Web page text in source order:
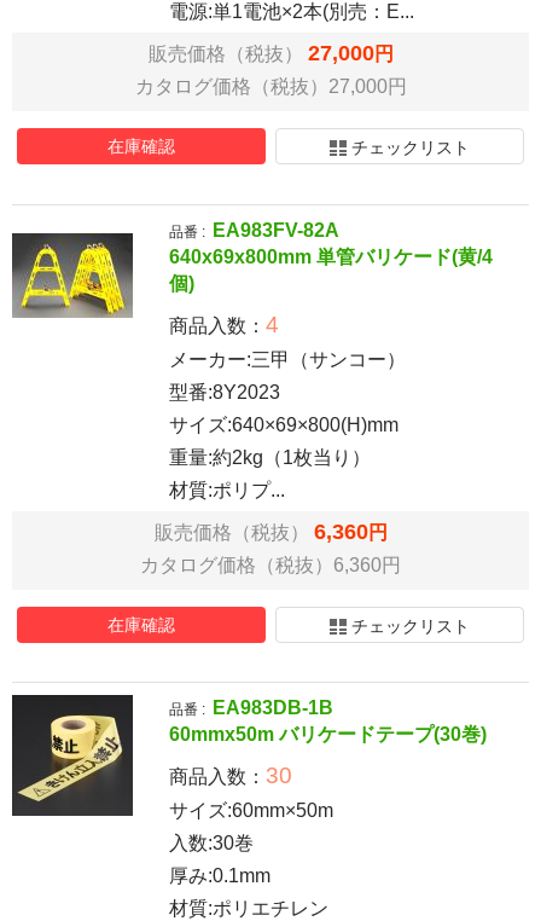
電源:単1電池×2本(別売：E...
販売価格（税抜） 27,000円
カタログ価格（税抜）27,000円
在庫確認 チェックリスト
品番 :
EA983FV-82A
640x69x800mm 単管バリケード(黄/4
個)
商品入数： 4
メーカー:三甲（サンコー）
型番:8Y2023
サイズ:640×69×800(H)mm
重量:約2kg（1枚当り）
材質:ポリプ...
販売価格（税抜） 6,360円
カタログ価格（税抜）6,360円
在庫確認 チェックリスト
品番 :
EA983DB-1B
60mmx50m バリケードテープ(30巻)
商品入数： 30
サイズ:60mm×50m
入数:30巻
厚み:0.1mm
材質:ポリエチレン